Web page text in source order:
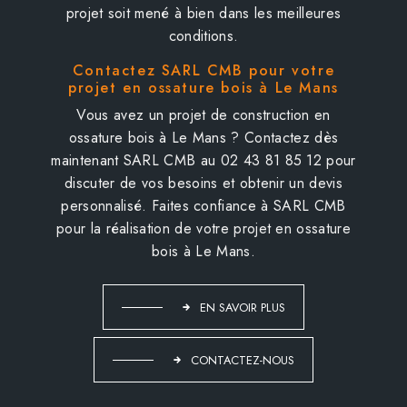
projet soit mené à bien dans les meilleures
conditions.
Contactez SARL CMB pour votre
projet en ossature bois à Le Mans
Vous avez un projet de construction en
ossature bois à Le Mans ? Contactez dès
maintenant SARL CMB au 02 43 81 85 12 pour
discuter de vos besoins et obtenir un devis
personnalisé. Faites confiance à SARL CMB
pour la réalisation de votre projet en ossature
bois à Le Mans.
EN SAVOIR PLUS
CONTACTEZ-NOUS